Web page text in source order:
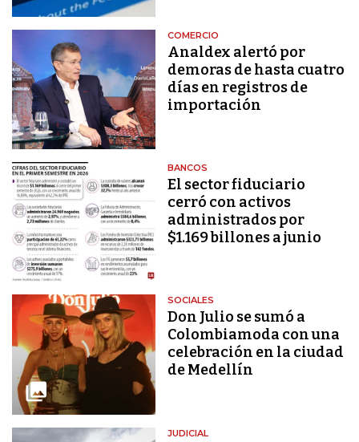
COMERCIO
Analdex alertó por
demoras de hasta cuatro
días en registros de
importación
BANCOS
El sector fiduciario
cerró con activos
administrados por
$1.169 billones a junio
SOCIALES
Don Julio se sumó a
Colombiamoda con una
celebración en la ciudad
de Medellín
JUDICIAL